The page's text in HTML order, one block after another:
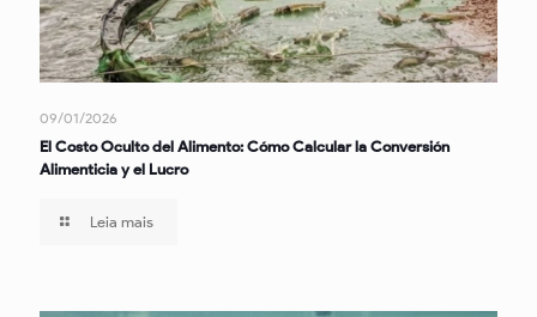
09/01/2026
El Costo Oculto del Alimento: Cómo Calcular la Conversión
Alimenticia y el Lucro
Leia mais